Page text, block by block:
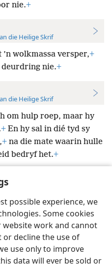
possible experience, we
Some cookies
website work and cannot
or decline the use of
use only to improve
data will ever be sold or
nie.+
die Heilige Skrif
wolkmassa versper,+
deurdring nie.+
die Heilige Skrif
om hulp roep, maar hy
+ En hy sal in dié tyd sy
+ na die mate waarin hulle
bedryf het.+
Voorkeure
and Tract Society of Pennsylvania
Privaatheidsinstellings
Meld aan